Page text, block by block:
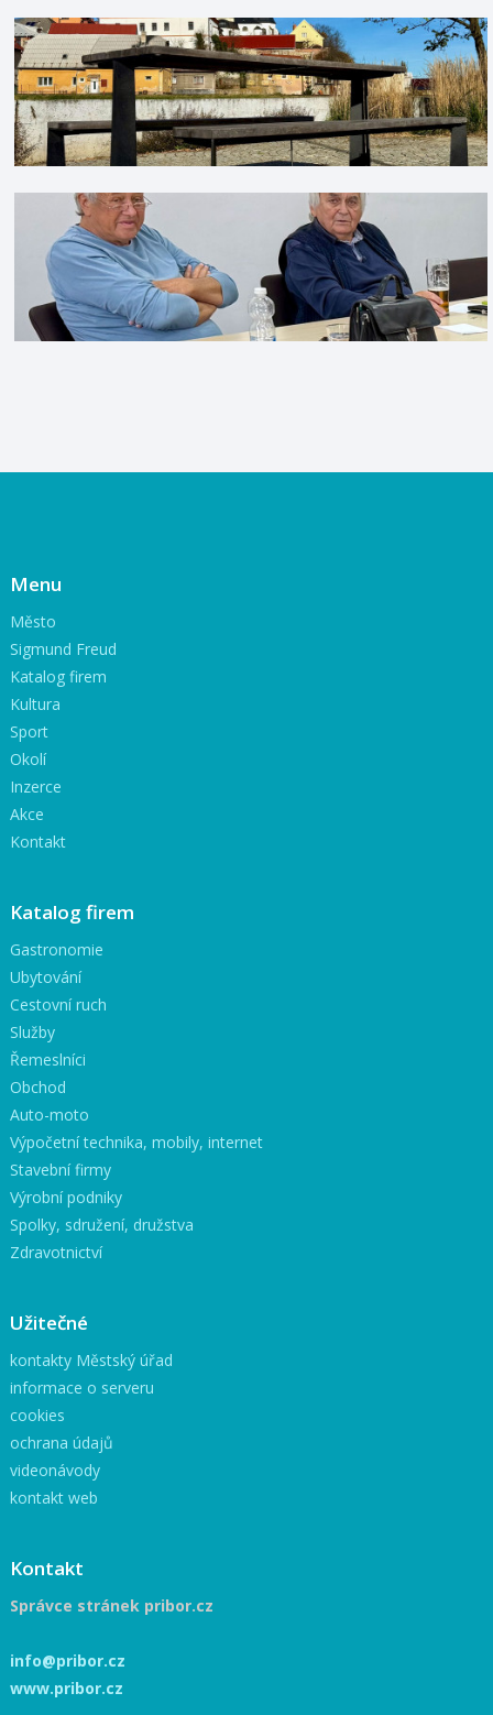
Menu
Město
Sigmund Freud
Katalog firem
Kultura
Sport
Okolí
Inzerce
Akce
Kontakt
Katalog firem
Gastronomie
Ubytování
Cestovní ruch
Služby
Řemeslníci
Obchod
Auto-moto
Výpočetní technika, mobily, internet
Stavební firmy
Výrobní podniky
Spolky, sdružení, družstva
Zdravotnictví
Užitečné
kontakty Městský úřad
informace o serveru
cookies
ochrana údajů
videonávody
kontakt web
Kontakt
Správce stránek pribor.cz
info@pribor.cz
www.pribor.cz